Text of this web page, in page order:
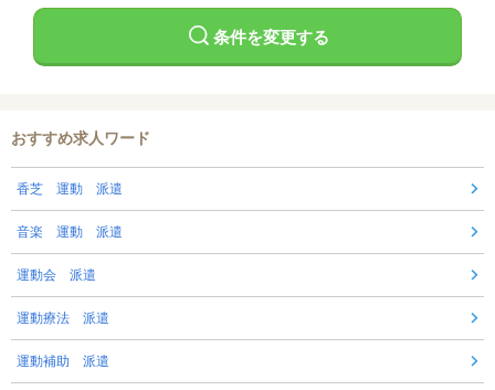
条件を変更する
おすすめ求人ワード
香芝 運動 派遣
音楽 運動 派遣
運動会 派遣
運動療法 派遣
運動補助 派遣